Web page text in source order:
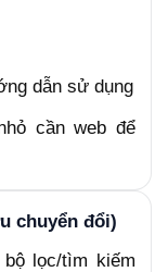
dẫn sử dụng
cần web để
chuyển đổi)
lọc/tìm kiếm